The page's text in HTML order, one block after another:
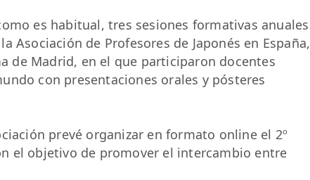
es habitual, tres sesiones formativas anuales
Asociación de Profesores de Japonés en España,
de Madrid, en el que participaron docentes
con presentaciones orales y pósteres
prevé organizar en formato online el 2º
el objetivo de promover el intercambio entre